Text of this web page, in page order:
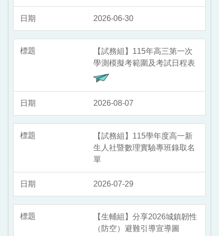
2026-06-30
【試務組】115年高三第一次
學測模擬考範圍及考試日程表
2026-08-07
【試務組】115學年度高一新
生人社暨數理實驗專班錄取名
單
2026-07-29
【生輔組】分享2026城鎮韌性
（防空）避難引導宣導圖